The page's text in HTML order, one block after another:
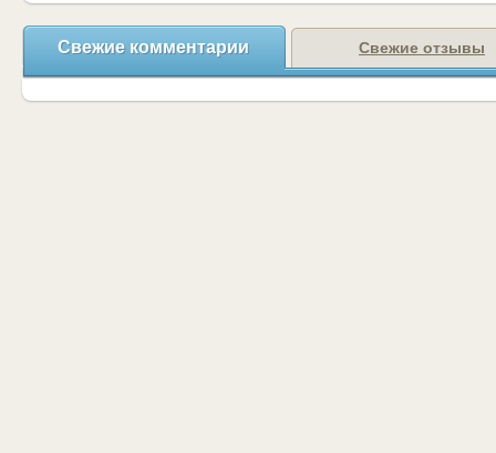
Свежие комментарии Свежие отзывы